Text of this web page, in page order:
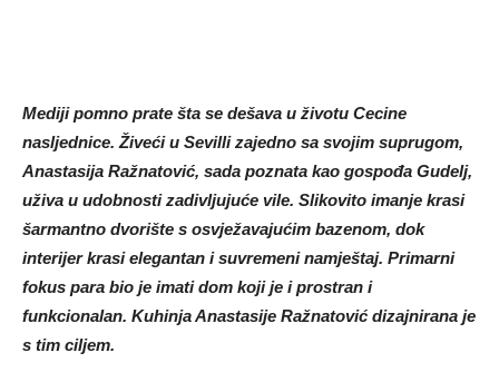
Mediji pomno prate šta se dešava u životu Cecine
nasljednice. Živeći u Sevilli zajedno sa svojim suprugom,
Anastasija Ražnatović, sada poznata kao gospođa Gudelj,
uživa u udobnosti zadivljujuće vile. Slikovito imanje krasi
šarmantno dvorište s osvježavajućim bazenom, dok
interijer krasi elegantan i suvremeni namještaj. Primarni
fokus para bio je imati dom koji je i prostran i
funkcionalan. Kuhinja Anastasije Ražnatović dizajnirana je
s tim ciljem.